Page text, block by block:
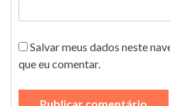
Salvar meus dados neste
que eu comentar.